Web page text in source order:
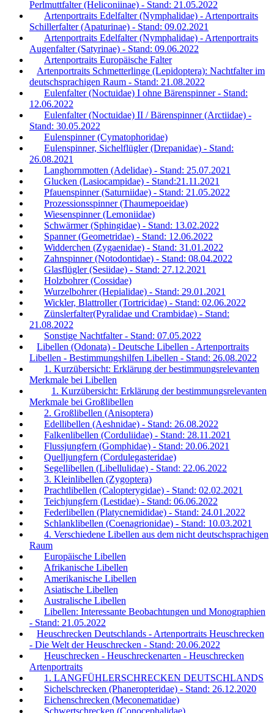
Perlmuttfalter (Heliconiinae) - Stand: 21.05.2022
Artenportraits Edelfalter (Nymphalidae) - Artenportraits
Schillerfalter (Apaturinae) - Stand: 09.02.2021
Artenportraits Edelfalter (Nymphalidae) - Artenportraits
Augenfalter (Satyrinae) - Stand: 09.06.2022
Artenportraits Europäische Falter
Artenportraits Schmetterlinge (Lepidoptera): Nachtfalter im
deutschsprachigen Raum - Stand: 21.08.2022
Eulenfalter (Noctuidae) I ohne Bärenspinner - Stand:
12.06.2022
Eulenfalter (Noctuidae) II / Bärenspinner (Arctiidae) -
Stand: 30.05.2022
Eulenspinner (Cymatophoridae)
Eulenspinner, Sichelflügler (Drepanidae) - Stand:
26.08.2021
Langhornmotten (Adelidae) - Stand: 25.07.2021
Glucken (Lasiocampidae) - Stand:21.11.2021
Pfauenspinner (Saturniidae) - Stand: 21.05.2022
Prozessionsspinner (Thaumepoeidae)
Wiesenspinner (Lemoniidae)
Schwärmer (Sphingidae) - Stand: 13.02.2022
Spanner (Geometridae) - Stand: 12.06.2022
Widderchen (Zygaenidae) - Stand: 31.01.2022
Zahnspinner (Notodontidae) - Stand: 08.04.2022
Glasflügler (Sesiidae) - Stand: 27.12.2021
Holzbohrer (Cossidae)
Wurzelbohrer (Hepialidae) - Stand: 29.01.2021
Wickler, Blattroller (Tortricidae) - Stand: 02.06.2022
Zünslerfalter(Pyralidae und Crambidae) - Stand:
21.08.2022
Sonstige Nachtfalter - Stand: 07.05.2022
Libellen (Odonata) - Deutsche Libellen - Artenportraits
Libellen - Bestimmungshilfen Libellen - Stand: 26.08.2022
1. Kurzübersicht: Erklärung der bestimmungsrelevanten
Merkmale bei Libellen
1. Kurzübersicht: Erklärung der bestimmungsrelevanten
Merkmale bei Großlibellen
2. Großlibellen (Anisoptera)
Edellibellen (Aeshnidae) - Stand: 26.08.2022
Falkenlibellen (Corduliidae) - Stand: 28.11.2021
Flussjungfern (Gomphidae) - Stand: 20.06.2021
Quelljungfern (Cordulegasteridae)
Segellibellen (Libellulidae) - Stand: 22.06.2022
3. Kleinlibellen (Zygoptera)
Prachtlibellen (Calopterygidae) - Stand: 02.02.2021
Teichjungfern (Lestidae) - Stand: 06.06.2022
Federlibellen (Platycnemididae) - Stand: 24.01.2022
Schlanklibellen (Coenagrionidae) - Stand: 10.03.2021
4. Verschiedene Libellen aus dem nicht deutschsprachigen
Raum
Europäische Libellen
Afrikanische Libellen
Amerikanische Libellen
Asiatische Libellen
Australische Libellen
Libellen: Interessante Beobachtungen und Monographien
- Stand: 21.05.2022
Heuschrecken Deutschlands - Artenportraits Heuschrecken
- Die Welt der Heuschrecken - Stand: 20.06.2022
Heuschrecken - Heuschreckenarten - Heuschrecken
Artenportraits
1. LANGFÜHLERSCHRECKEN DEUTSCHLANDS
Sichelschrecken (Phaneropteridae) - Stand: 26.12.2020
Eichenschrecken (Meconematidae)